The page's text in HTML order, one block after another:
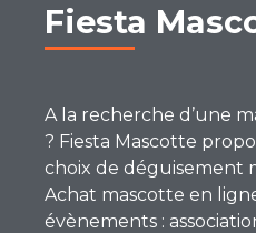
Fiesta
A la recherche d’une
? Fiesta Mascotte
choix de déguisement
Achat mascotte en
évènements :